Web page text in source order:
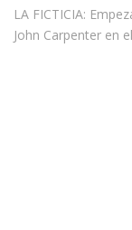
LA FICTICIA:
John Carpenter en